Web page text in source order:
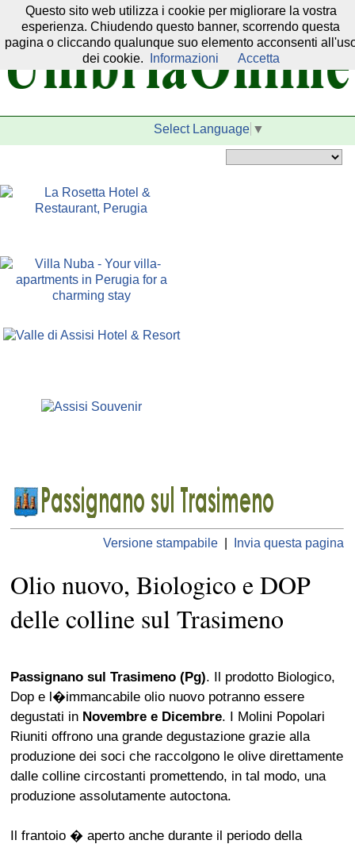
Il nostro network:
Select Language ▼
Versione stampabile Invia questa pagina
Olio nuovo, Biologico e DOP
delle colline sul Trasimeno
Passignano sul Trasimeno (Pg). Il prodotto Biologico,
Dop e l�immancabile olio nuovo potranno essere
degustati in Novembre e Dicembre. I Molini Popolari
Riuniti offrono una grande degustazione grazie alla
produzione dei soci che raccolgono le olive direttamente
dalle colline circostanti promettendo, in tal modo, una
produzione assolutamente autoctona.
Il frantoio � aperto anche durante il periodo della
Questo sito web utilizza i cookie per migliorare la vostra
esperienza. Chiudendo questo banner, scorrendo questa
pagina o cliccando qualunque suo elemento acconsenti
dei cookie.
Informazioni Accetta